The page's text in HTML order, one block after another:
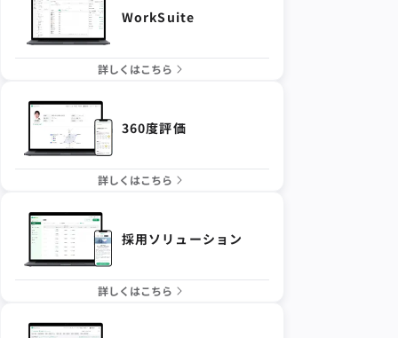
WorkSuite
詳しくはこちら
360度評価
詳しくはこちら
採用ソリューション
詳しくはこちら